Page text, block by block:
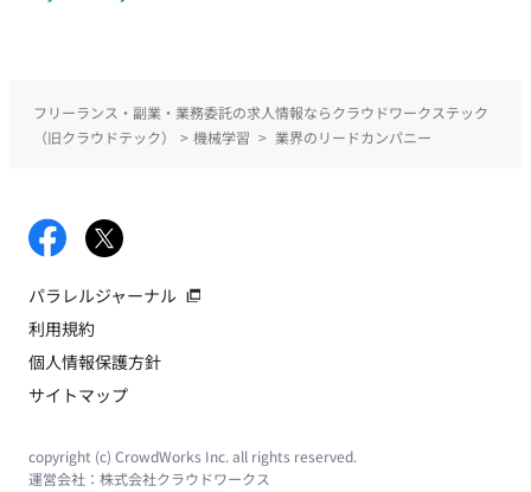
フリーランス・副業・業務委託の求人情報ならクラウドワークステック
（旧クラウドテック）
> 機械学習 > 業界のリードカンパニー
パラレルジャーナル
利用規約
個人情報保護方針
サイトマップ
copyright (c) CrowdWorks Inc. all rights reserved.
運営会社： 株式会社クラウドワークス